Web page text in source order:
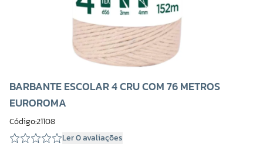
BARBANTE ESCOLAR 4 CRU COM 76 METROS
EUROROMA
Código:21108
Ler 0 avaliações